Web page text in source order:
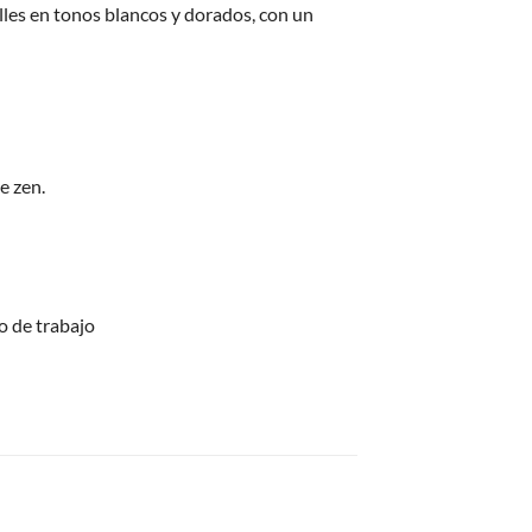
en tonos blancos y dorados, con un
zen.
de trabajo